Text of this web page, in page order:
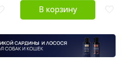
В корзину